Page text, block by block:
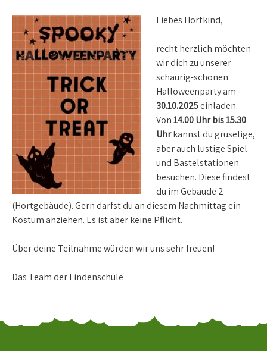
Liebes Hortkind,
recht herzlich möchten
wir dich zu unserer
schaurig-schönen
Halloweenparty am
30.10.2025einladen.
Von14.00 Uhr bis 15.30
Uhrkannst du gruselige,
aber auch lustige Spiel-
und Bastelstationen
besuchen. Diese findest
du im Gebäude 2
(Hortgebäude). Gern darfst du an diesem Nachmittag ein
Kostüm anziehen. Es ist aber keine Pflicht.
Über deine Teilnahme würden wir uns sehr freuen!
Das Team der Lindenschule